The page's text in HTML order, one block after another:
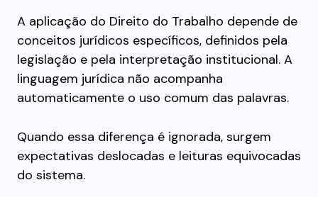
A aplicação do Direito do Trabalho depende de
conceitos jurídicos específicos, definidos pela
legislação e pela interpretação institucional. A
linguagem jurídica não acompanha
automaticamente o uso comum das palavras.
Quando essa diferença é ignorada, surgem
expectativas deslocadas e leituras equivocadas
do sistema.